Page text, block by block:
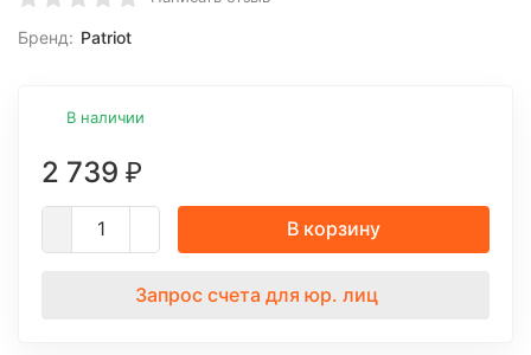
Бренд: Patriot
В наличии
2 739 ₽
В корзину
Запрос счета для юр. лиц